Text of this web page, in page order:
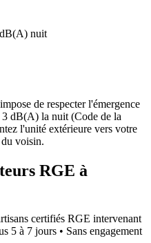
dB(A) nuit
de respecter l'émergence
dB(A) la nuit (Code de la
l'unité extérieure vers votre
voisin.
RGE à
certifiés RGE intervenant
5 à 7 jours • Sans engagement